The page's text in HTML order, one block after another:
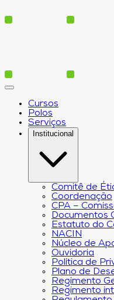
Cursos
Polos
Serviços
Institucional
Comitê de
Coordenação
CPA –
Documentos
Estatuto do
NACIN
Núcleo de
Ouvidoria
Política de
Plano de
Regimento
Regimento